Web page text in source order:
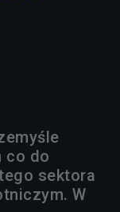
co do
sektora
W